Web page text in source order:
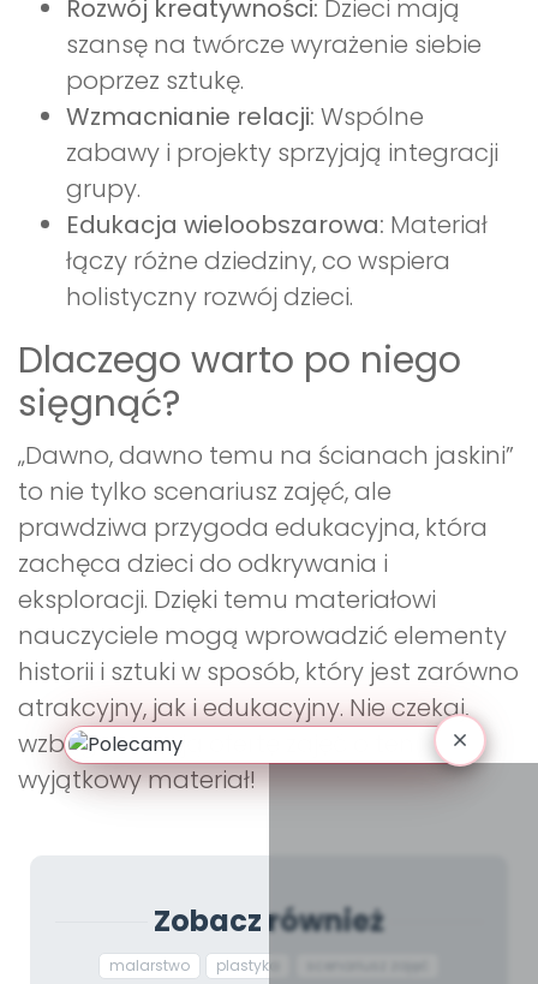
Rozwój kreatywności: Dzieci mają
szansę na twórcze wyrażenie siebie
poprzez sztukę.
Wzmacnianie relacji: Wspólne
zabawy i projekty sprzyjają integracji
grupy.
Edukacja wieloobszarowa: Materiał
łączy różne dziedziny, co wspiera
holistyczny rozwój dzieci.
Dlaczego warto po niego
sięgnąć?
„Dawno, dawno temu na ścianach jaskini”
to nie tylko scenariusz zajęć, ale
prawdziwa przygoda edukacyjna, która
zachęca dzieci do odkrywania i
eksploracji. Dzięki temu materiałowi
nauczyciele mogą wprowadzić elementy
historii i sztuki w sposób, który jest zarówno
atrakcyjny, jak i edukacyjny. Nie czekaj,
wzbogac swoją ofertę zajęć o ten
wyjątkowy materiał!
Zobacz również
malarstwo plastyka